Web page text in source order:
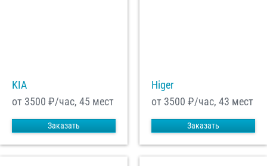
KIA
от 3500 ₽/час, 45 мест
Заказать
Higer
от 3500 ₽/час, 43 мест
Заказать
обработку моих Персональных данных